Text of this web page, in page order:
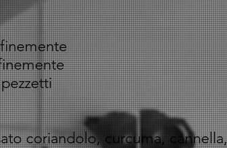
coriandolo, curcuma,